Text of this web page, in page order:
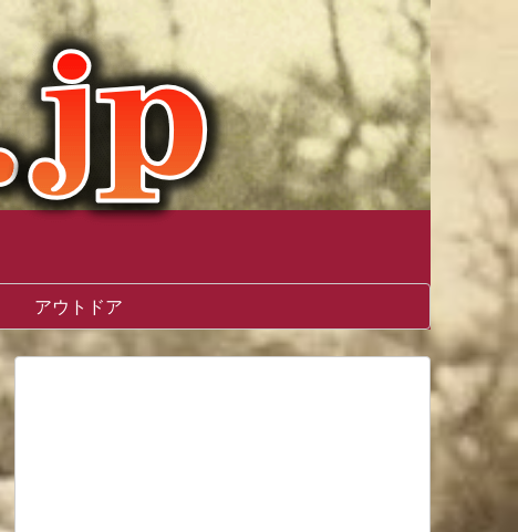
アウトドア